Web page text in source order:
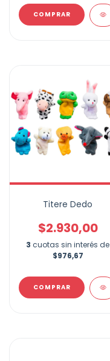
Titere Dedo
$2.930,00
3 cuotas sin interés de
$976,67